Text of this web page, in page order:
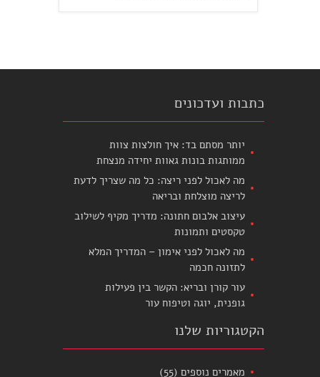
כתבות ועדכונים
יותר מסתם בד: איך חולצות צוות
ממותגות בונות גאוות יחידה מנצחת
מה לאכול לפני ריצה: כל מה שצריך לדעת
לריצה מוצלחת ובריאה
עיצוב אלבום חתונה: מדריך מקיף לשילוב
טקסטים ותמונות
מה לאכול לפני אימון – המדריך המלא
לתזונה חכמה
עור קורן ובריא: הקשר בין פעילות
גופנית, יוגה וטיפוח עור
הקטגוריות שלנו
מאמרים נוספים (55)